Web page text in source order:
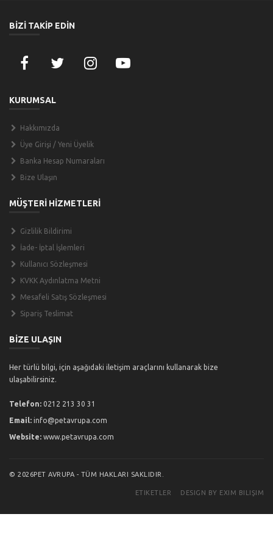
BİZİ TAKİP EDİN
KURUMSAL
Hakkımızda
Üye Girişi / Yeni Üyelik
Banka Hesap Numaraları
Bize Ulaşın
MÜŞTERİ HİZMETLERİ
Gizlilik Bildirimi
İade- İptal İşlemleri
Kullanıcı Sözleşmesi
KVKK Aydınlatma Metni
Mesafeli Satış Sözleşmesi
Sipariş Teslimat
BİZE ULAŞIN
Her türlü bilgi, için aşağıdaki iletişim araçlarını kullanarak bize
ulaşabilirsiniz.
Telefon: 0212 213 30 31
Email: info@petavrupa.com
Website: www.petavrupa.com
© 2026PET AVRUPA - TÜM HAKLARI SAKLIDIR.
ETIKETLER DESIGN BY EXIM BILIŞIM